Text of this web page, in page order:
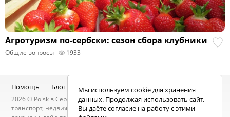
Агротуризм по-сербски: сезон сбора клубники
Общие вопросы 1933
Помощь Блог Telegram-канал Чат
2026 © Poisk в Сербии — услуги специалистов, объявления:
транспорт, недвижимость, электроника, мебель, работа и
Мы используем cookie для хранения
данных. Продолжая использовать сайт,
Вы даёте согласие на работу с этими